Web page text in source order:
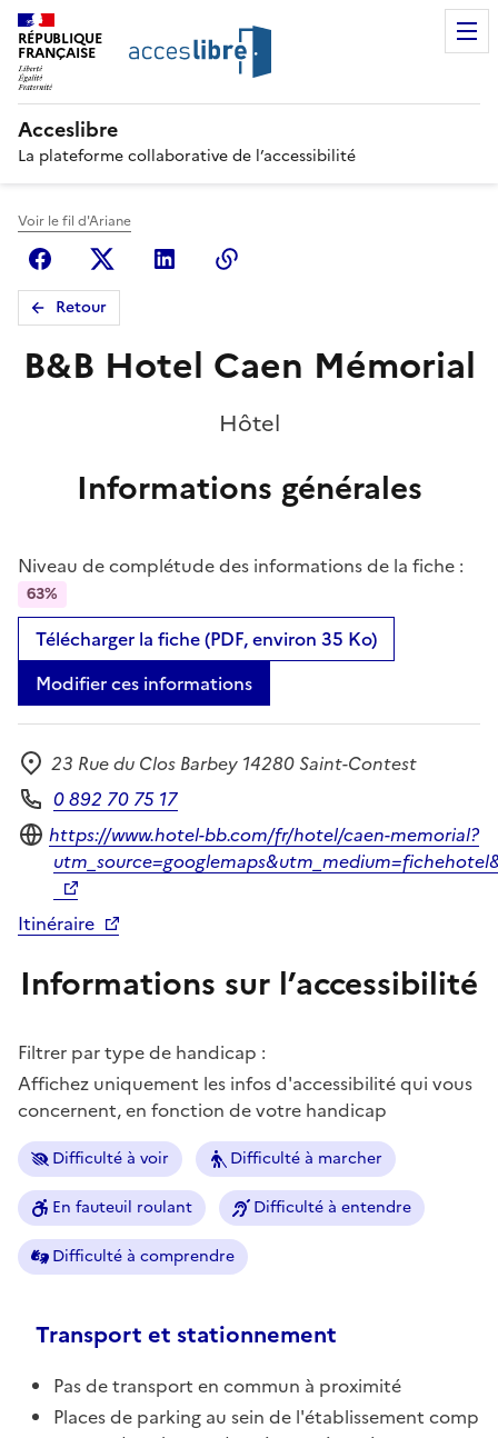
RÉPUBLIQUE
FRANÇAISE
Acceslibre
La plateforme collaborative de l’accessibilité
Voir le fil d'Ariane
FacebookX (anciennement Twitter)
Linkedin
Retour
B&B Hotel Caen Mémorial
Hôtel
Informations générales
Niveau de complétude des informations de la fiche :
63%
Télécharger la fiche (PDF, environ 35 Ko)
Modifier ces informations
Adresse
23 Rue du Clos Barbey 14280 Saint-Contest
Téléphone
0 892 70 75 17
Site internet
https://www.hotel-bb.com/fr/hotel/caen-memorial?
Itinéraire
Informations sur l’accessibilité
Filtrer par type de handicap :
Affichez uniquement les infos d'accessibilité qui vous
concernent, en fonction de votre handicap
Difficulté à voir Difficulté à marcher
En fauteuil roulant Difficulté à entendre
Difficulté à comprendre
Transport et stationnement
Pas de transport en commun à proximité
Places de parking au sein de l'établissement comp